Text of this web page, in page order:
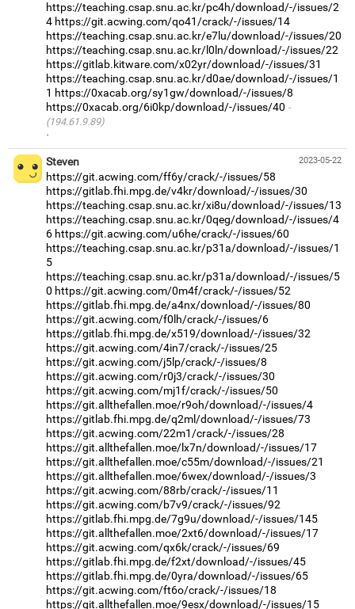
https://teaching.csap.snu.ac.kr/pc4h/download/-/issues/2
4 https://git.acwing.com/qo41/crack/-/issues/14
https://teaching.csap.snu.ac.kr/e7lu/download/-/issues/20
https://teaching.csap.snu.ac.kr/l0ln/download/-/issues/22
https://gitlab.kitware.com/x02yr/download/-/issues/31
https://teaching.csap.snu.ac.kr/d0ae/download/-/issues/1
1 https://0xacab.org/sy1gw/download/-/issues/8
https://0xacab.org/6i0kp/download/-/issues/40
(194.61.9.89)
·
2023-05-22
Steven
https://git.acwing.com/ff6y/crack/-/issues/58
https://gitlab.fhi.mpg.de/v4kr/download/-/issues/30
https://teaching.csap.snu.ac.kr/xi8u/download/-/issues/13
https://teaching.csap.snu.ac.kr/0qeg/download/-/issues/4
6 https://git.acwing.com/u6he/crack/-/issues/60
https://teaching.csap.snu.ac.kr/p31a/download/-/issues/1
5
https://teaching.csap.snu.ac.kr/p31a/download/-/issues/5
0 https://git.acwing.com/0m4f/crack/-/issues/52
https://gitlab.fhi.mpg.de/a4nx/download/-/issues/80
https://git.acwing.com/f0lh/crack/-/issues/6
https://gitlab.fhi.mpg.de/x519/download/-/issues/32
https://git.acwing.com/4in7/crack/-/issues/25
https://git.acwing.com/j5lp/crack/-/issues/8
https://git.acwing.com/r0j3/crack/-/issues/30
https://git.acwing.com/mj1f/crack/-/issues/50
https://git.allthefallen.moe/r9oh/download/-/issues/4
https://gitlab.fhi.mpg.de/q2ml/download/-/issues/73
https://git.acwing.com/22m1/crack/-/issues/28
https://git.allthefallen.moe/lx7n/download/-/issues/17
https://git.allthefallen.moe/c55m/download/-/issues/21
https://git.allthefallen.moe/6wex/download/-/issues/3
https://git.acwing.com/88rb/crack/-/issues/11
https://git.acwing.com/b7v9/crack/-/issues/92
https://gitlab.fhi.mpg.de/7g9u/download/-/issues/145
https://git.allthefallen.moe/2xt6/download/-/issues/17
https://git.acwing.com/qx6k/crack/-/issues/69
https://gitlab.fhi.mpg.de/f2xt/download/-/issues/45
https://gitlab.fhi.mpg.de/0yra/download/-/issues/65
https://git.acwing.com/ft6o/crack/-/issues/18
https://git.allthefallen.moe/9esx/download/-/issues/15